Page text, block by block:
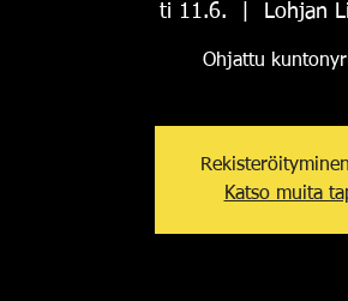
ti 11.6. Lohjan
Ohjattu
Katso muita